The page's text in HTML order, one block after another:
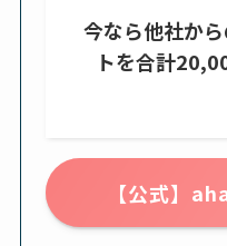
今なら他社か
トを合計
【公式】